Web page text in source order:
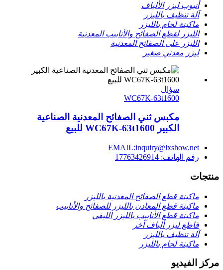
أنبوب ليزر الألياف
آلة تنظيف بالليزر
ماكينة لحام بالليزر
الليزر لقطع الصفائح والأنابيب المعدنية
الليزر على الصفائح المعدنية
ليزر معدني صغير
سؤال
WC67K-63t1600
مكبس ثني الصفائح المعدنية الصناعية
الكبير WC67K-63t1600 للبيع
EMAIL:inquiry@lxshow.net
رقم الهاتف: 17763426914
منتجات
ماكينة قطع الصفائح المعدنية بالليزر
ماكينة قطع المعادن بالليزر للصفائح والأنابيب
ماكينة قطع الأنابيب بالليزر الليفي
قاطع ليزر ألياف آخر
آلة تنظيف بالليزر
ماكينة لحام بالليزر
مركز الفيديو